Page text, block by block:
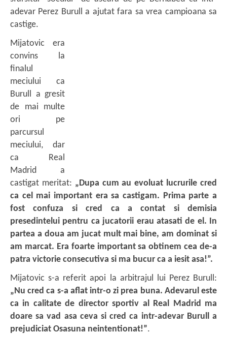
adevar Perez Burull a ajutat fara sa vrea campioana sa
castige.
Mijatovic era
convins la
finalul
meciului ca
Burull a gresit
de mai multe
ori pe
parcursul
meciului, dar
ca Real
Madrid a
castigat meritat: „Dupa cum au evoluat lucrurile cred
ca cel mai important era sa castigam. Prima parte a
fost confuza si cred ca a contat si demisia
presedintelui pentru ca jucatorii erau atasati de el. In
partea a doua am jucat mult mai bine, am dominat si
am marcat. Era foarte important sa obtinem cea de-a
patra victorie consecutiva si ma bucur ca a iesit asa!”.
Mijatovic s-a referit apoi la arbitrajul lui Perez Burull:
„Nu cred ca s-a aflat intr-o zi prea buna. Adevarul este
ca in calitate de director sportiv al Real Madrid ma
doare sa vad asa ceva si cred ca intr-adevar Burull a
prejudiciat Osasuna neintentionat!”.